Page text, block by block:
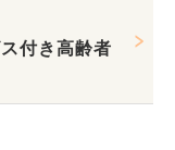
付き高齢者